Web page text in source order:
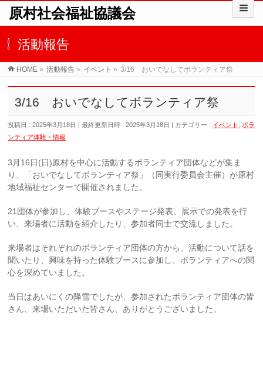
原村社会福祉協議会
活動報告
HOME » 活動報告 » イベント » 3/16 おいでなしてボランティア祭
3/16 おいでなしてボランティア祭
投稿日 : 2025年3月18日 最終更新日時 : 2025年3月18日 カテゴリー : イベント
ボラ
ンティア体験・情報
3月16日(日)原村を中心に活動するボランティア団体などが集ま
り、「おいでなしてボランティア祭」（同実行委員会主催）が原村
地域福祉センターで開催されました。
21団体が参加し、体験ブースやステージ発表、展示での発表を行
い、来場者に活動を紹介したり、参加者同士で交流しました。
来場者はそれぞれのボランティア団体の方から、活動について話を
聞いたり、興味を持った体験ブースに参加し、ボランティアへの関
心を深めていました。
当日はあいにくの降雪でしたが、参加されたボランティア団体の皆
さん、来場いただいた皆さん、ありがとうございました。